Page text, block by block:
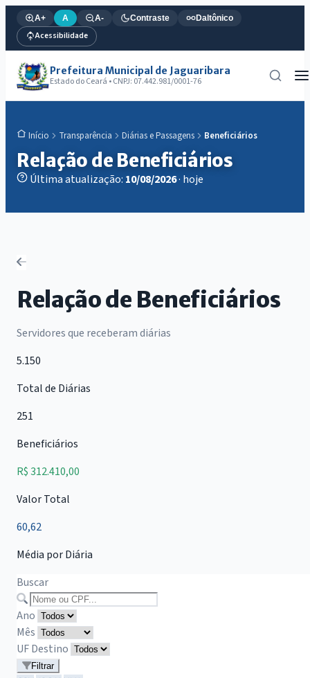
A+ A A- Contraste Daltônico
Acessibilidade
Prefeitura Municipal de Jaguaribara
Estado do Ceará • CNPJ: 07.442.981/0001-76
Início Transparência Diárias e Passagens Beneficiários
Relação de Beneficiários
Última atualização: 10/08/2026· hoje
Relação de Beneficiários
Servidores que receberam diárias
5.150
Total de Diárias
251
Beneficiários
R$ 312.410,00
Valor Total
60,62
Média por Diária
Buscar
Ano
Mês
UF Destino
Filtrar